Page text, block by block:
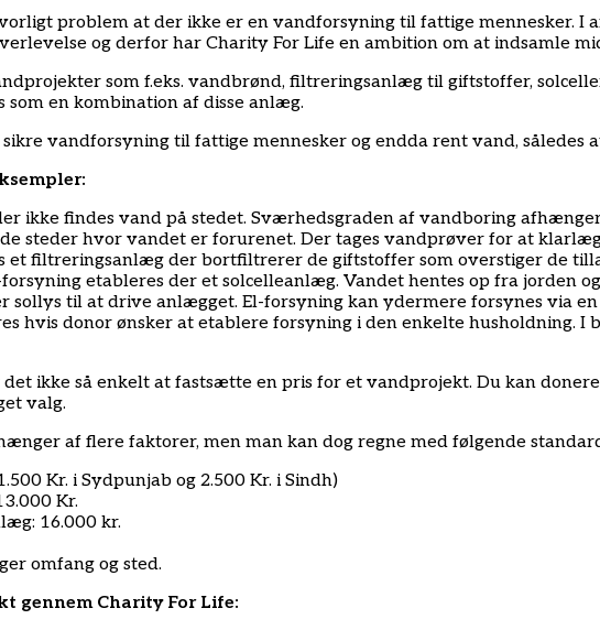
problem at der ikke er en vandforsyning til fattige mennesker.
og derfor har Charity For Life en ambition om at indsamle
som f.eks. vandbrønd, filtreringsanlæg til giftstoffer,
en kombination af disse anlæg.
vandforsyning til fattige mennesker og endda rent vand, således
ikke findes vand på stedet. Sværhedsgraden af vandboring
steder hvor vandet er forurenet. Der tages vandprøver for at
et filtreringsanlæg der bortfiltrerer de giftstoffer som overstiger de
etableres der et solcelleanlæg. Vandet hentes op fra jorden
sollys til at drive anlægget. El-forsyning kan ydermere forsynes via
hvis donor ønsker at etablere forsyning i den enkelte
det ikke så enkelt at fastsætte en pris for et vandprojekt. Du kan
valg.
af flere faktorer, men man kan dog regne med følgende
Kr. i Sydpunjab og 2.500 Kr. i Sindh)
Kr.
16.000 kr.
omfang og sted.
gennem Charity For Life: